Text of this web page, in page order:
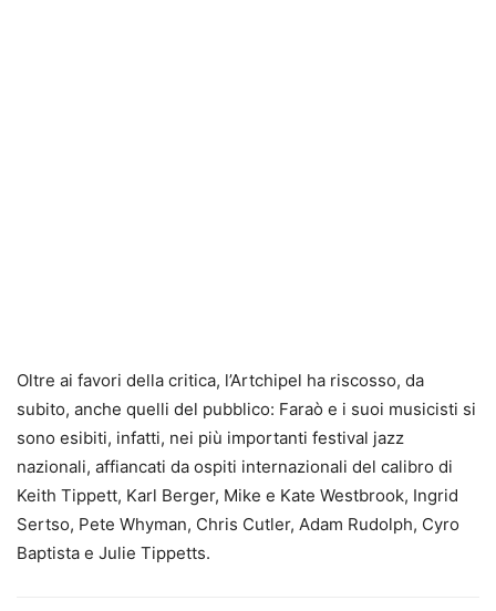
Oltre ai favori della critica, l’Artchipel ha riscosso, da
subito, anche quelli del pubblico: Faraò e i suoi musicisti si
sono esibiti, infatti, nei più importanti festival jazz
nazionali, affiancati da ospiti internazionali del calibro di
Keith Tippett, Karl Berger, Mike e Kate Westbrook, Ingrid
Sertso, Pete Whyman, Chris Cutler, Adam Rudolph, Cyro
Baptista e Julie Tippetts.